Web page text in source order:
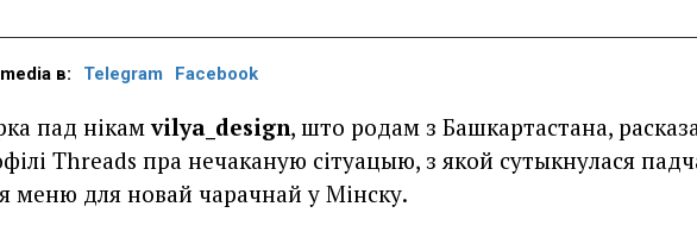
в: Telegram Facebook
пад нікамvilya_design, што родам з Башкартастана,
Threads пра нечаканую сітуацыю, з якой сутыкнулася
меню для новай чарачнай у Мінску.